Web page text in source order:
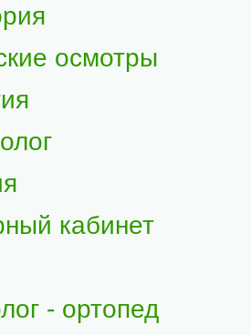
осмотры
кабинет
- ортопед